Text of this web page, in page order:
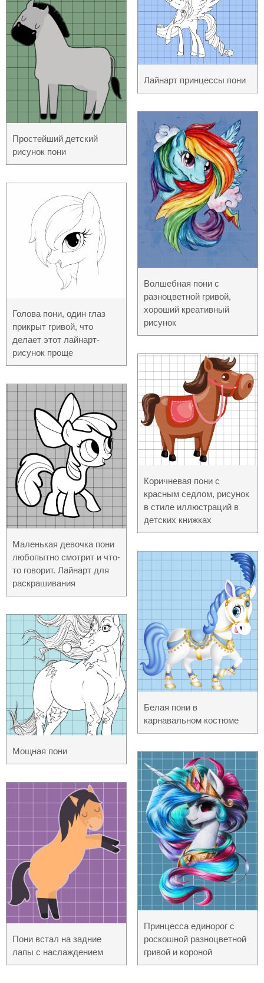
Простейший детский
рисунок пони
Голова пони, один глаз
прикрыт гривой, что
делает этот лайнарт-
рисунок проще
Маленькая девочка пони
любопытно смотрит и что-
то говорит. Лайнарт для
раскрашивания
Мощная пони
Пони встал на задние
лапы с наслаждением
Лайнарт принцессы пони
Волшебная пони с
разноцветной гривой,
хороший креативный
рисунок
Коричневая пони с
красным седлом, рисунок
в стиле иллюстраций в
детских книжках
Белая пони в
карнавальном костюме
Принцесса единорог с
роскошной разноцветной
гривой и короной